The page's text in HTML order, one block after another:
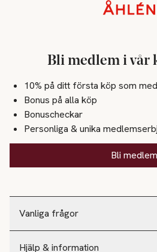
Vanliga frågor
Hjälp & information
Bli medlem i vår
10% på ditt första köp som
Bonus på alla köp
Bonuscheckar
Personliga & unika
Bli medlem